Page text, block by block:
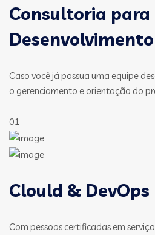
Consultoria para
Desenvolvimento
Caso você já possua uma equipe
o gerenciamento e orientação do
01
Clould & DevOps
Com pessoas certificadas em